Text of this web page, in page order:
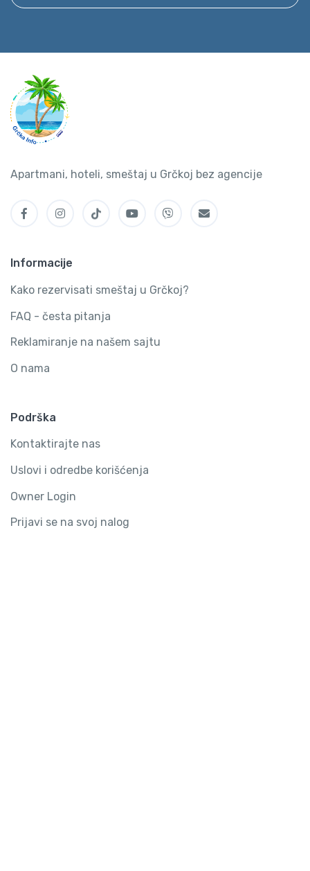
Apartmani, hoteli, smeštaj u Grčkoj bez agencije
Informacije
Kako rezervisati smeštaj u Grčkoj?
FAQ - česta pitanja
Reklamiranje na našem sajtu
O nama
Podrška
Kontaktirajte nas
Uslovi i odredbe korišćenja
Owner Login
Prijavi se na svoj nalog